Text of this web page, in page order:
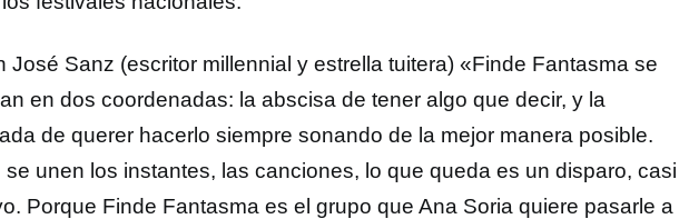
José Sanz (escritor millennial y estrella tuitera) «Finde Fantasma se
en dos coordenadas: la abscisa de tener algo que decir, y la
de querer hacerlo siempre sonando de la mejor manera posible.
se unen los instantes, las canciones, lo que queda es un disparo, casi
Porque Finde Fantasma es el grupo que Ana Soria quiere pasarle a